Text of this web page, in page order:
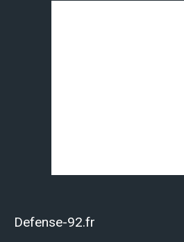
Defense-92.fr